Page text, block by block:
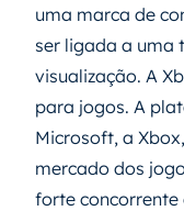
uma marca de
ser ligada a uma
visualização. A
para jogos. A
Microsoft, a
mercado dos
forte concorrente